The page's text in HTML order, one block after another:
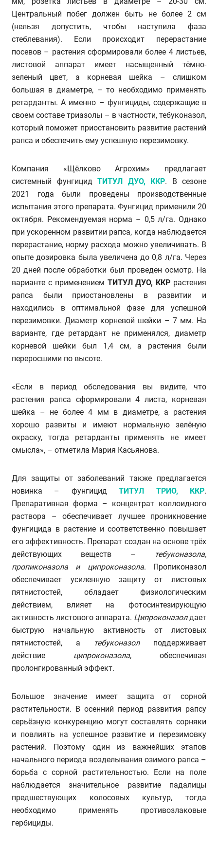
Центральный побег должен быть не более 2 см
(нельзя допустить, чтобы наступила фаза
стеблевания). Если происходит перерастание
посевов – растения сформировали более 4 листьев,
листовой аппарат имеет насыщенный тёмно-
зеленый цвет, а корневая шейка – слишком
большая в диаметре, – то необходимо применять
ретарданты. А именно – фунгициды, содержащие в
своем составе триазолы – в частности, тебуконазол,
который поможет приостановить развитие растений
рапса и обеспечить ему успешную перезимовку.
Компания «Щёлково Агрохим» предлагает
системный фунгицид ТИТУЛ ДУО, ККР. В сезоне
2021 года были проведены производственные
испытания этого препарата. Фунгицид применили 20
октября. Рекомендуемая норма – 0,5 л/га. Однако
при ускоренном развитии рапса, когда наблюдается
перерастание, норму расхода можно увеличивать. В
опыте дозировка была увеличена до 0,8 л/га. Через
20 дней после обработки был проведен осмотр. На
варианте с применением ТИТУЛ ДУО, ККР растения
рапса были приостановлены в развитии и
находились в оптимальной фазе для успешной
перезимовки. Диаметр корневой шейки – 7 мм. На
варианте, где ретардант не применялся, диаметр
корневой шейки был 1,4 см, а растения были
переросшими по высоте.
«Если в период обследования вы видите, что
растения рапса сформировали 4 листа, корневая
шейка – не более 4 мм в диаметре, а растения
хорошо развиты и имеют нормальную зелёную
окраску, тогда ретарданты применять не имеет
смысла», – отметила Мария Касьянова.
Для защиты от заболеваний также предлагается
новинка – фунгицидТИТУЛ ТРИО, ККР.
Препаративная форма – концентрат коллоидного
раствора – обеспечивает лучшее проникновение
фунгицида в растение и соответственно повышает
его эффективность. Препарат создан на основе трёх
действующих веществ –
тебуконазола,
пропиконазола и ципроконазола. Пропиконазол
обеспечивает усиленную защиту от листовых
пятнистостей, обладает физиологическим
действием, влияет на фотосинтезирующую
активность листового аппарата. Ципроконазолдает
быструю начальную активность от листовых
пятнистостей, а
тебуконазолподдерживает
действие ципроконазола, обеспечивая
пролонгированный эффект.
Большое значение имеет защита от сорной
растительности. В осенний период развития рапсу
серьёзную конкуренцию могут составлять сорняки
и повлиять на успешное развитие и перезимовку
растений. Поэтому один из важнейших этапов
начального периода возделывания озимого рапса –
борьба с сорной растительностью. Если на поле
наблюдается значительное развитие падалицы
предшествующих колосовых культур, тогда
необходимо применять противозлаковые
гербициды.